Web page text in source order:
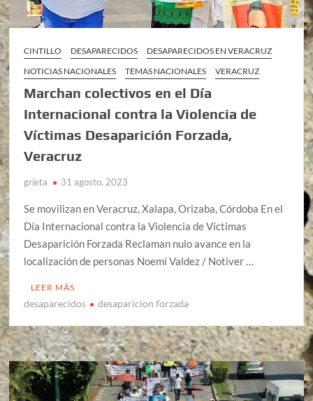
CINTILLO DESAPARECIDOS
DESAPARECIDOS EN VERACRUZ
NOTICIAS NACIONALES
TEMAS NACIONALES VERACRUZ
Marchan colectivos en el Día
Internacional contra la Violencia de
Víctimas Desaparición Forzada,
Veracruz
grieta 31 agosto, 2023
Se movilizan en Veracruz, Xalapa, Orizaba, Córdoba En el
Día Internacional contra la Violencia de Víctimas
Desaparición Forzada Reclaman nulo avance en la
localización de personas Noemí Valdez / Notiver …
LEER MÁS
desaparecidos desaparicion forzada